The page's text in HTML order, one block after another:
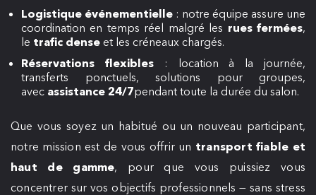
Logistique événementielle : notre équipe assure une
coordination en temps réel malgré les rues fermées,
le trafic dense et les créneaux chargés.
Réservations flexibles: location à la journée,
transferts ponctuels, solutions pour groupes,
avec assistance 24/7pendant toute la durée du salon.
Que vous soyez un habitué ou un nouveau participant,
notre mission est de vous offrir un transport fiable et
haut de gamme, pour que vous puissiez vous
concentrer sur vos objectifs professionnels — sans stress